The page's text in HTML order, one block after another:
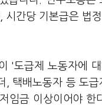
간당 기본급은 법
'도급제 노동자에
, 택배노동자 등 도
임금 이상이어야